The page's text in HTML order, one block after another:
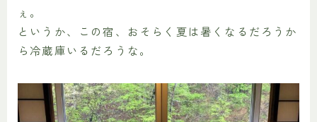
ぇ。
というか、この宿、おそらく夏は暑くなるだろうか
ら冷蔵庫いるだろうな。